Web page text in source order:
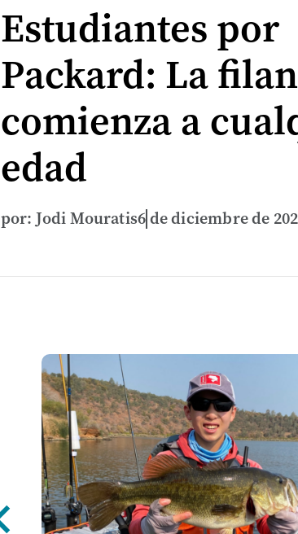
Estudiantes por
Packard: La
comienza a
edad
por: Jodi Mouratis6 de diciembre de